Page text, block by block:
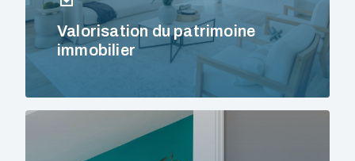
Valorisation du patrimoine
immobilier